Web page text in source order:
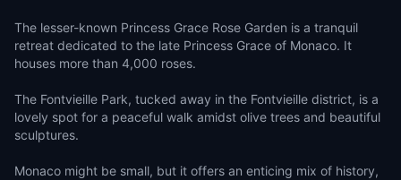
The lesser-known Princess Grace Rose Garden is a tranquil
retreat dedicated to the late Princess Grace of Monaco. It
houses more than 4,000 roses.
The Fontvieille Park, tucked away in the Fontvieille district, is a
lovely spot for a peaceful walk amidst olive trees and beautiful
sculptures.
Monaco might be small, but it offers an enticing mix of history,